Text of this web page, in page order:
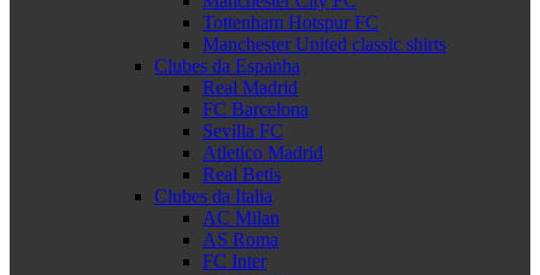
Tottenham Hotspur FC
Manchester United classic shirts
Clubes da Espanha
Real Madrid
FC Barcelona
Sevilla FC
Atletico Madrid
Real Betis
Clubes da Italia
AC Milan
AS Roma
FC Inter